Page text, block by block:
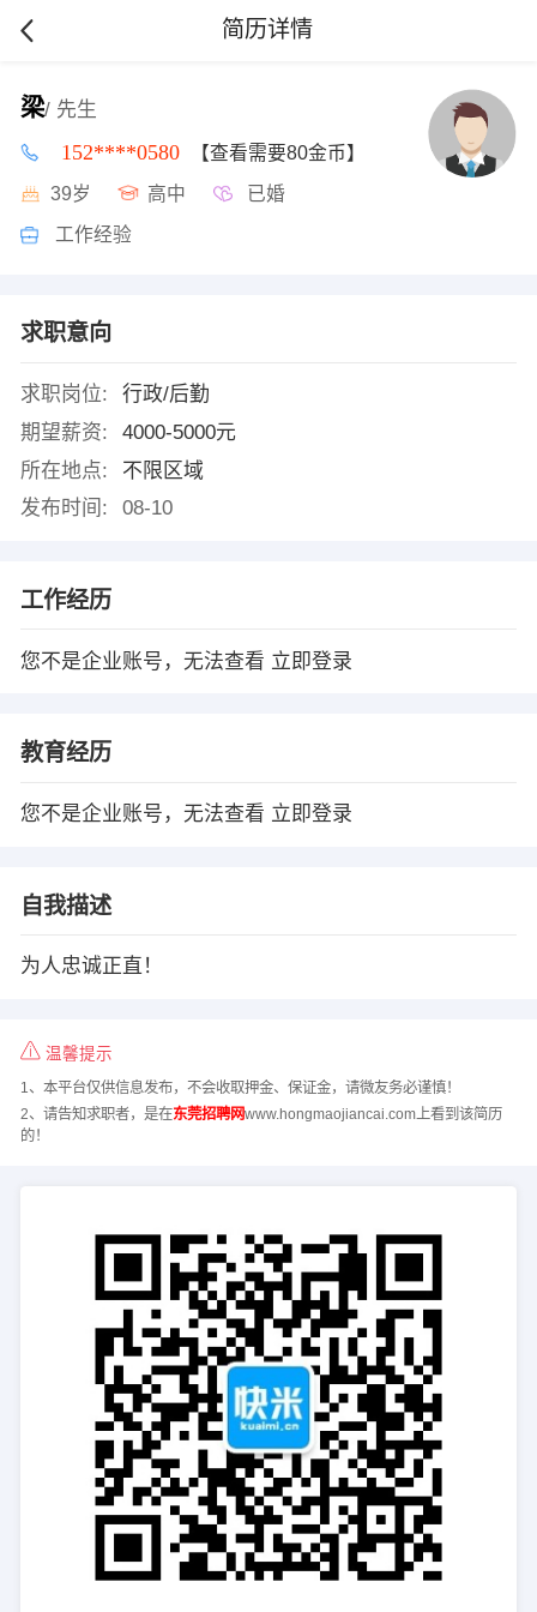
简历详情
梁/ 先生
152****0580 【查看需要80金币】
39岁 高中 已婚
工作经验
求职意向
求职岗位:
行政/后勤
期望薪资:
4000-5000元
所在地点:
不限区域
发布时间:
08-10
工作经历
您不是企业账号，无法查看 立即登录
教育经历
您不是企业账号，无法查看 立即登录
自我描述
为人忠诚正直！
温馨提示
1、本平台仅供信息发布，不会收取押金、保证金，请微友务必谨慎！
2、请告知求职者，是在东莞招聘网www.hongmaojiancai.com上看到该简历
的！